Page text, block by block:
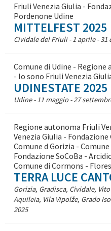
Friuli Venezia Giulia -
Pordenone Udine
MITTELFEST 2025
Cividale del Friuli - 1 aprile - 31
Comune di Udine -
- Io sono Friuli Venezia
UDINESTATE 2025
Udine - 11 maggio - 27
Regione autonoma Friuli
Venezia Giulia -
Comune d Gorizia - Comune
Fondazione SoCoBa -
Comune di Cormons -
TERRA LUCE
Gorizia, Gradisca, Cividale,
Aquileia, Vila Vipolže, Grado
2025